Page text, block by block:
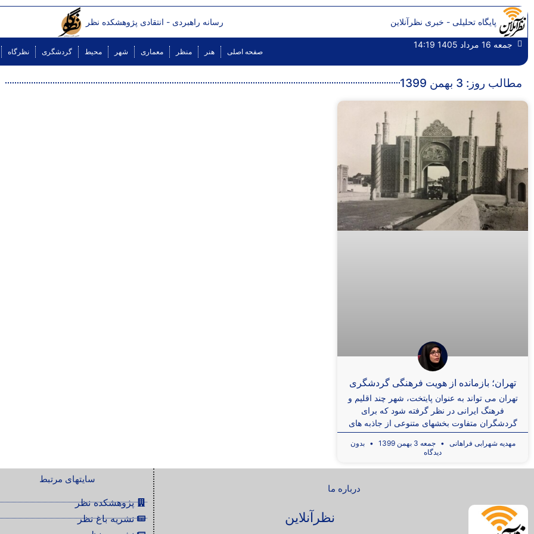
پایگاه تحلیلی - خبری نظرآنلاین رسانه راهبردی - انتقادی پژوهشکده نظر
جمعه 16 مرداد 1405 14:19
صفحه اصلی هنر منظر معماری شهر محیط گردشگری نظرگاه
مطالب روز: 3 بهمن 1399
تهران؛ بازمانده از هویت فرهنگی گردشگری
تهران می تواند به عنوان پایتخت، شهر چند اقلیم و
فرهنگ ایرانی در نظر گرفته شود که برای
گردشگران متفاوت بخشهای متنوعی از جاذبه های
مهدیه شهرابی فراهانی جمعه 3 بهمن 1399
بدون
دیدگاه
درباره ما
نظرآنلاین
سایتهای مرتبط
پژوهشکده نظر
نشریه باغ نظر